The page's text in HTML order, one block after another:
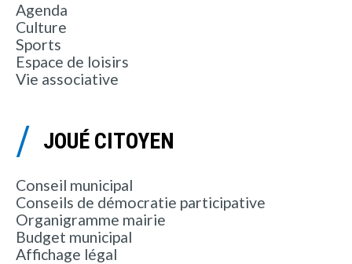
Agenda
Culture
Sports
Espace de loisirs
Vie associative
JOUÉ CITOYEN
Conseil municipal
Conseils de démocratie participative
Organigramme mairie
Budget municipal
Affichage légal